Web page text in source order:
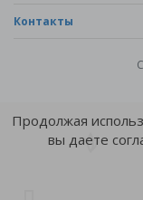
Контакты
Продолжая
вы даете